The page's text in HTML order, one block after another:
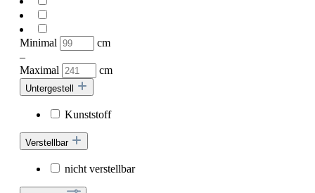
Minimal
cm
–
Maximal
cm
Untergestell
Kunststoff
Verstellbar
nicht verstellbar